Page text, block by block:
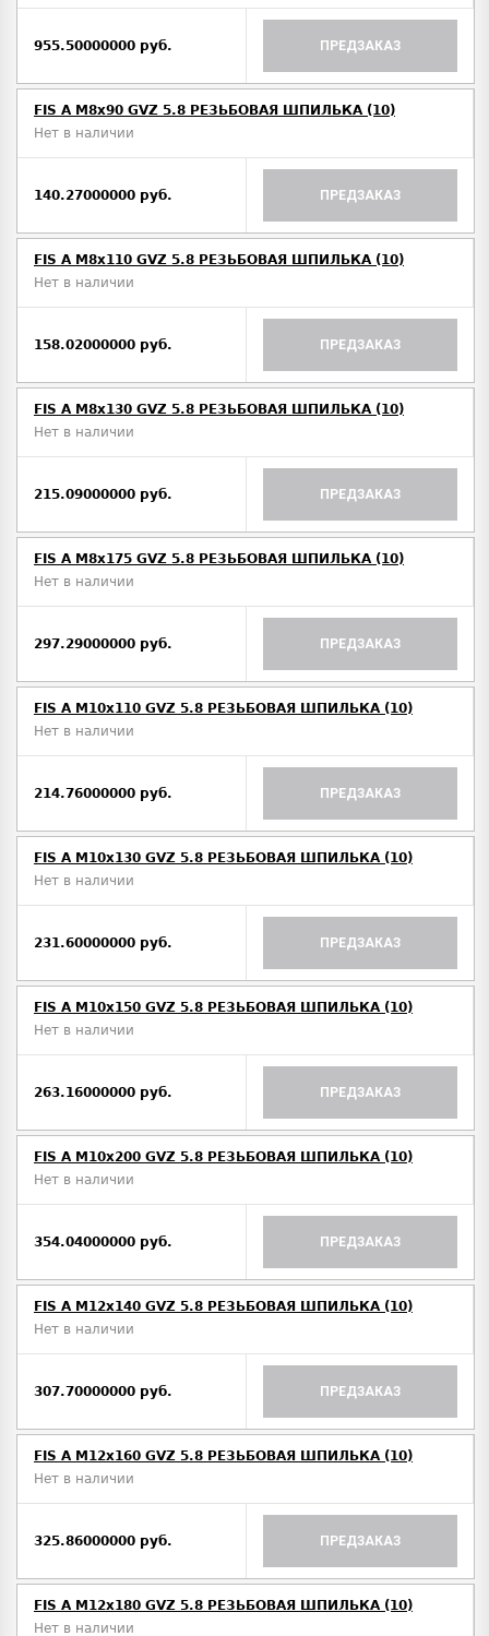
955.50000000 руб. ПРЕДЗАКАЗ
FIS A M8х90 GVZ 5.8 РЕЗЬБОВАЯ ШПИЛЬКА (10)
Нет в наличии
140.27000000 руб. ПРЕДЗАКАЗ
FIS A M8х110 GVZ 5.8 РЕЗЬБОВАЯ ШПИЛЬКА (10)
Нет в наличии
158.02000000 руб. ПРЕДЗАКАЗ
FIS A M8х130 GVZ 5.8 РЕЗЬБОВАЯ ШПИЛЬКА (10)
Нет в наличии
215.09000000 руб. ПРЕДЗАКАЗ
FIS A M8х175 GVZ 5.8 РЕЗЬБОВАЯ ШПИЛЬКА (10)
Нет в наличии
297.29000000 руб. ПРЕДЗАКАЗ
FIS A M10х110 GVZ 5.8 РЕЗЬБОВАЯ ШПИЛЬКА (10)
Нет в наличии
214.76000000 руб. ПРЕДЗАКАЗ
FIS A M10х130 GVZ 5.8 РЕЗЬБОВАЯ ШПИЛЬКА (10)
Нет в наличии
231.60000000 руб. ПРЕДЗАКАЗ
FIS A M10х150 GVZ 5.8 РЕЗЬБОВАЯ ШПИЛЬКА (10)
Нет в наличии
263.16000000 руб. ПРЕДЗАКАЗ
FIS A M10х200 GVZ 5.8 РЕЗЬБОВАЯ ШПИЛЬКА (10)
Нет в наличии
354.04000000 руб. ПРЕДЗАКАЗ
FIS A M12х140 GVZ 5.8 РЕЗЬБОВАЯ ШПИЛЬКА (10)
Нет в наличии
307.70000000 руб. ПРЕДЗАКАЗ
FIS A M12х160 GVZ 5.8 РЕЗЬБОВАЯ ШПИЛЬКА (10)
Нет в наличии
325.86000000 руб. ПРЕДЗАКАЗ
FIS A M12х180 GVZ 5.8 РЕЗЬБОВАЯ ШПИЛЬКА (10)
Нет в наличии